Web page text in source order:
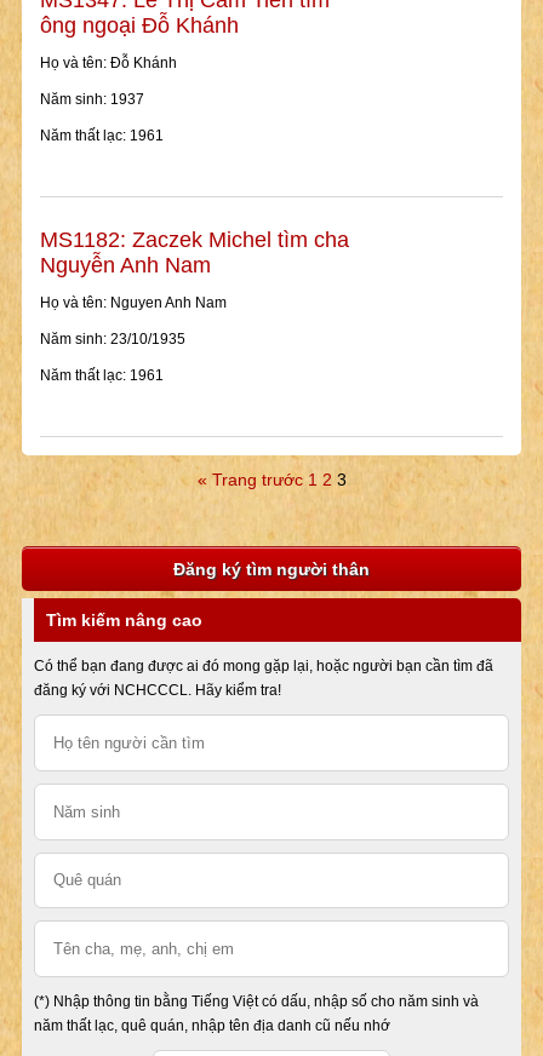
ông ngoại Đỗ Khánh
Họ và tên: Đỗ Khánh
Năm sinh: 1937
Năm thất lạc: 1961
MS1182: Zaczek Michel tìm cha
Nguyễn Anh Nam
Họ và tên: Nguyen Anh Nam
Năm sinh: 23/10/1935
Năm thất lạc: 1961
« Trang trước 1 2 3
Đăng ký tìm người thân
Tìm kiếm nâng cao
Có thể bạn đang được ai đó mong gặp lại, hoặc người bạn cần tìm đã
đăng ký với NCHCCCL. Hãy kiểm tra!
(*) Nhập thông tin bằng Tiếng Việt có dấu, nhập số cho năm sinh và
năm thất lạc, quê quán, nhập tên địa danh cũ nếu nhớ